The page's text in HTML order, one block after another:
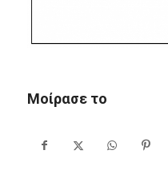
Μοίρασε το